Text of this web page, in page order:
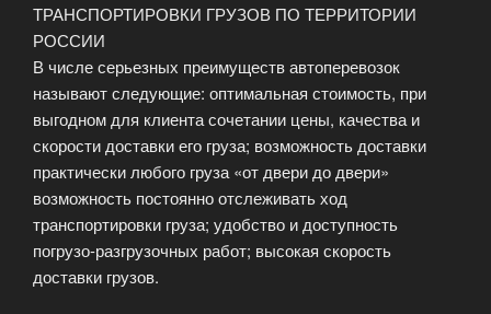
ТРАНСПОРТИРОВКИ ГРУЗОВ ПО ТЕРРИТОРИИ
РОССИИ
В числе серьезных преимуществ автоперевозок
называют следующие: оптимальная стоимость, при
выгодном для клиента сочетании цены, качества и
скорости доставки его груза; возможность доставки
практически любого груза «от двери до двери»
возможность постоянно отслеживать ход
транспортировки груза; удобство и доступность
погрузо-разгрузочных работ; высокая скорость
доставки грузов.